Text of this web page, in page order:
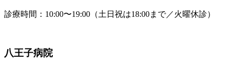
診療時間：10:00〜19:00（土日祝は18:00まで／火曜休診）
八王子病院